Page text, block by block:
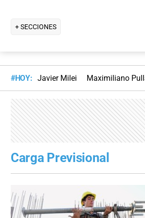
+ SECCIONES
#HOY: Javier Milei Maximiliano
Carga Previsional